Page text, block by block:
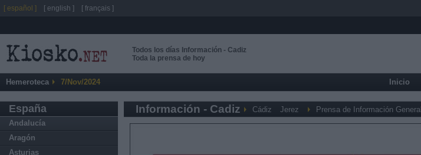
Todos los días Información - Cadiz
Toda la prensa de hoy
Hemeroteca 7/Nov/2024 Inicio
España
Andalucía
Aragón
Asturias
Información - Cadiz Cádiz Jerez Prensa de Información General
[ español ] [ english ] [ français ]